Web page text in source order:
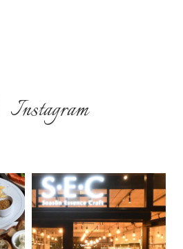
Instagram